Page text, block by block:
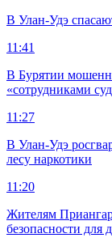
В Улан-Удэ
11:41
В Бурятии
«сотрудниками
11:27
В Улан-Удэ
лесу наркотики
11:20
Жителям
безопасности для